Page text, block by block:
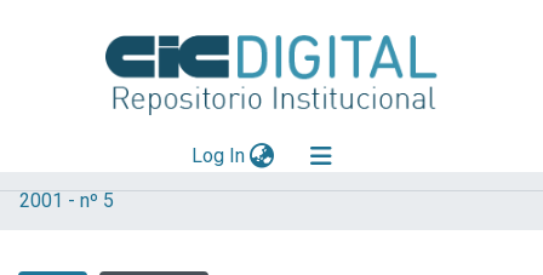
Log In(current)
Explorar
2001 - nº 5